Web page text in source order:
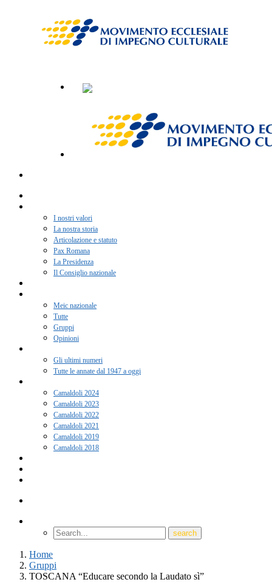
I nostri valori
La nostra storia
Articolazione e statuto
Pax Romana
La Presidenza
Il Consiglio nazionale
Meic nazionale
Tutte
Gruppi
Opinioni
Gli ultimi numeri
Tutte le annate dal 1947 a oggi
Camaldoli 2024
Camaldoli 2023
Camaldoli 2022
Camaldoli 2021
Camaldoli 2019
Camaldoli 2018
Home
Gruppi
TOSCANA “Educare secondo la Laudato sì”